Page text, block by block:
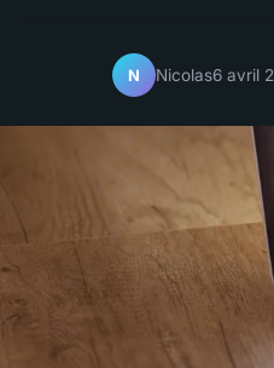
N Nicolas6 avril